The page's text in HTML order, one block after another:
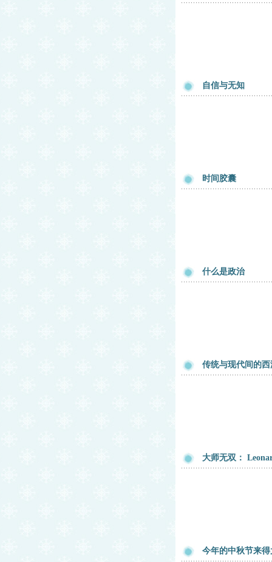
自信与无知
时间胶囊
什么是政治
传统与现代间的
大师无双：
今年的中秋节来